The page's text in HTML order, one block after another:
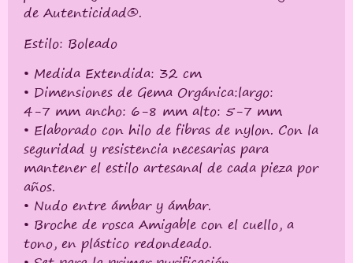
de Autenticidad®.
Estilo: Boleado
• Medida Extendida: 32 cm
• Dimensiones de Gema Orgánica:largo:
4-7 mm ancho: 6-8 mm alto: 5-7 mm
• Elaborado con hilo de fibras de nylon. Con la
seguridad y resistencia necesarias para
mantener el estilo artesanal de cada pieza por
años.
• Nudo entre ámbar y ámbar.
• Broche de rosca Amigable con el cuello, a
tono, en plástico redondeado.